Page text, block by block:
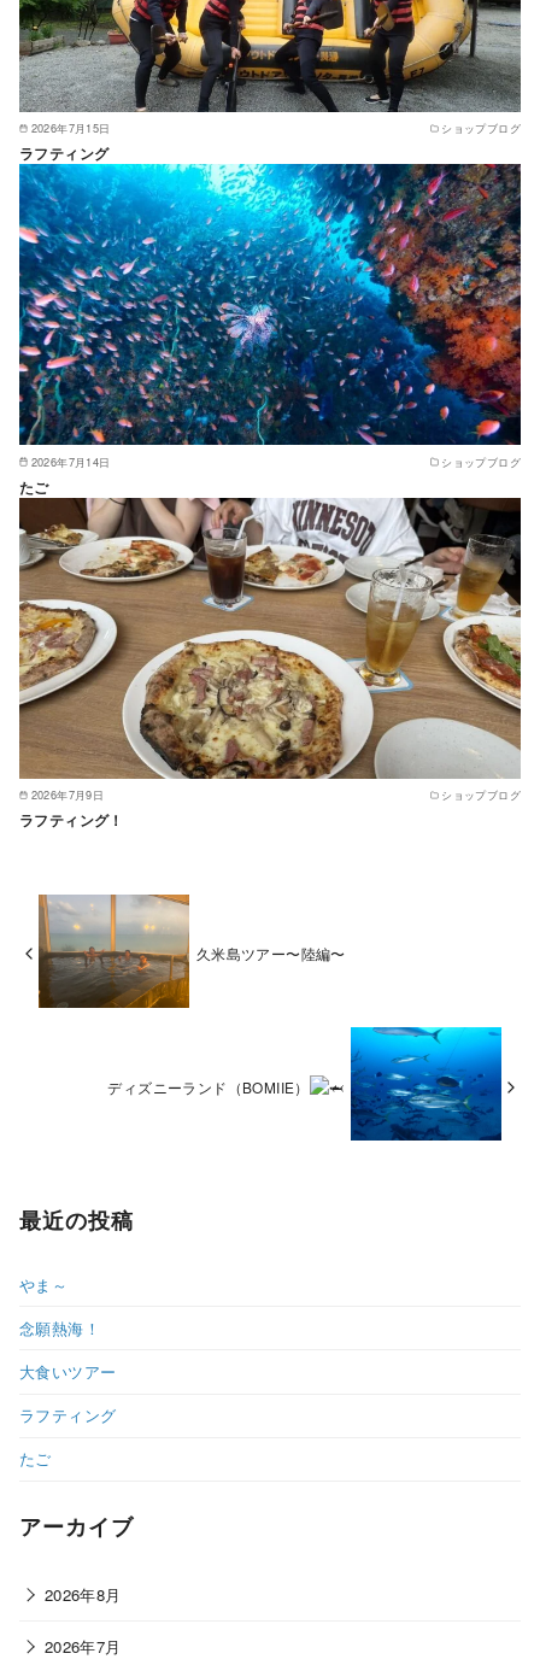
2026年7月15日 ショップブログ
ラフティング
2026年7月14日 ショップブログ
たご
2026年7月9日 ショップブログ
ラフティング！
久米島ツアー〜陸編〜
ディズニーランド（BOMIIE）
最近の投稿
やま～
念願熱海！
大食いツアー
ラフティング
たご
アーカイブ
2026年8月
2026年7月